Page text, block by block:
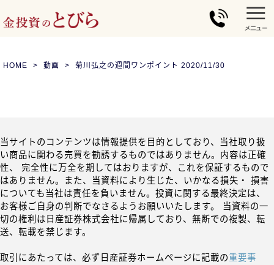
HOME 動画 菊川弘之の週間ワンポイント 2020/11/30
当サイトのコンテンツは情報提供を目的としており、当社取り扱
い商品に関わる売買を勧誘するものではありません。内容は正確
性、 完全性に万全を期してはおりますが、これを保証するもので
はありません。また、当資料により生じた、いかなる損失・ 損害
についても当社は責任を負いません。投資に関する最終決定は、
お客様ご自身の判断でなさるようお願いいたします。 当資料の一
切の権利は日産証券株式会社に帰属しており、無断での複製、転
送、転載を禁じます。
取引にあたっては、必ず日産証券ホームページに記載の重要事